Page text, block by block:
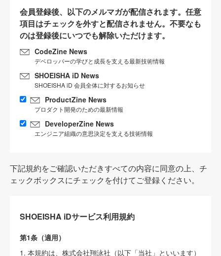
会員登録後、以下のメルマガが配信されます。任意
項目はチェックを外すと配信されません。不要なも
のは登録後にいつでも解除いただけます。
CodeZine News
デベロッパーの学びと成長を支える最新技術情報
SHOEISHA iD News
SHOEISHA iD 会員全体に対するお知らせ
ProductZine News
プロダクト開発のための最新情報
DeveloperZine News
エンジニア組織の意思決定を支える技術情報
下記規約をご確認いただきすべての内容に同意の上、チ
ェックボックスにチェックを付けてご登録ください。
SHOEISHA iDサービス利用規約
第1条（適用）
1. 本規約は、株式会社翔泳社（以下「当社」といいます）